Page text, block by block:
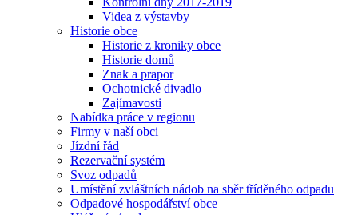
Videa z výstavby
Historie obce
Historie z kroniky obce
Historie domů
Znak a prapor
Ochotnické divadlo
Zajímavosti
Nabídka práce v regionu
Firmy v naší obci
Jízdní řád
Rezervační systém
Svoz odpadů
Umístění zvláštních nádob na sběr tříděného odpadu
Odpadové hospodářství obce